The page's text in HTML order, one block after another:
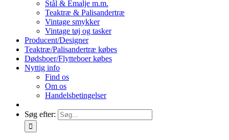
Stål & Emalje m.m.
Teaktræ & Palisandertræ
Vintage smykker
Vintage tøj og tasker
Producent/Designer
Teaktræ/Palisandertræ købes
Dødsboer/Flytteboer købes
Nyttig info
Find os
Om os
Handelsbetingelser
Søg efter: